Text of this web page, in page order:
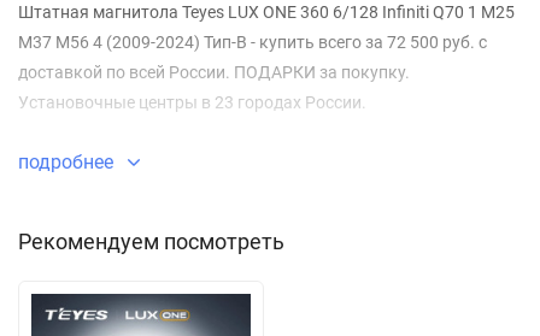
Штатная магнитола Teyes LUX ONE 360 6/128 Infiniti Q70 1 M25
M37 M56 4 (2009-2024) Тип-B - купить всего за 72 500 руб. с
доставкой по всей России. ПОДАРКИ за покупку.
Установочные центры в 23 городах России.
подробнее
Рекомендуем посмотреть